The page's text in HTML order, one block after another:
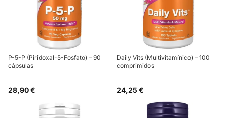
P-5-P (Piridoxal-5-Fosfato) – 90
cápsulas
28,90 €
Daily Vits (Multivitamínico) – 100
comprimidos
24,25 €